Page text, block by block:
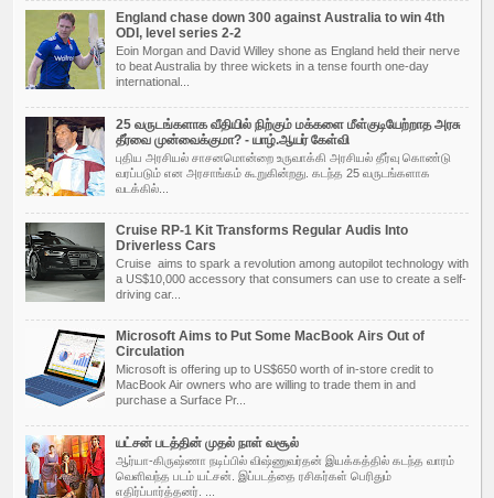
England chase down 300 against Australia to win 4th
ODI, level series 2-2
Eoin Morgan and David Willey shone as England held their nerve
to beat Australia by three wickets in a tense fourth one-day
international...
25 வருடங்களாக வீதியில் நிற்கும் மக்களை மீள்குடியேற்றாத அரசு
தீர்வை முன்வைக்குமா? - யாழ்.ஆயர் கேள்வி
புதிய அர­சியல் சாச­ன­மொன்றை உரு­வாக்கி அர­சியல் தீர்வு கொண்டு
வரப்­படும் என அர­சாங்கம் கூறு­கின்­றது. கடந்த 25 வரு­டங்­க­ளாக
வடக்கில்...
Cruise RP-1 Kit Transforms Regular Audis Into
Driverless Cars
Cruise aims to spark a revolution among autopilot technology with
a US$10,000 accessory that consumers can use to create a self-
driving car...
Microsoft Aims to Put Some MacBook Airs Out of
Circulation
Microsoft is offering up to US$650 worth of in-store credit to
MacBook Air owners who are willing to trade them in and
purchase a Surface Pr...
யட்சன் படத்தின் முதல் நாள் வசூல்
ஆர்யா-கிருஷ்ணா நடிப்பில் விஷ்ணுவர்தன் இயக்கத்தில் கடந்த வாரம்
வெளிவந்த படம் யட்சன். இப்படத்தை ரசிகர்கள் பெரிதும்
எதிர்ப்பார்த்தனர். ...